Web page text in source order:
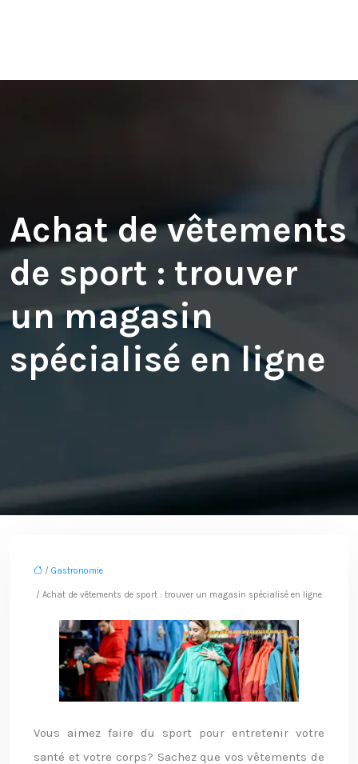
Achat de vêtements
de sport : trouver
un magasin
spécialisé en ligne
/ Gastronomie
/ Achat de vêtements de sport : trouver un magasin spécialisé en ligne
Vous aimez faire du sport pour entretenir votre
santé et votre corps? Sachez que vos vêtements de